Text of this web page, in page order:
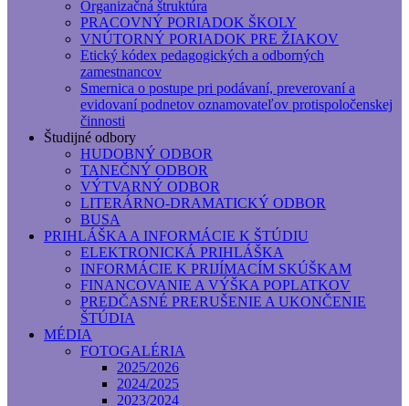
Organizačná štruktúra
PRACOVNÝ PORIADOK ŠKOLY
VNÚTORNÝ PORIADOK PRE ŽIAKOV
Etický kódex pedagogických a odborných
zamestnancov
Smernica o postupe pri podávaní, preverovaní a
evidovaní podnetov oznamovateľov protispoločenskej
činnosti
Študijné odbory
HUDOBNÝ ODBOR
TANEČNÝ ODBOR
VÝTVARNÝ ODBOR
LITERÁRNO-DRAMATICKÝ ODBOR
BUSA
PRIHLÁŠKA A INFORMÁCIE K ŠTÚDIU
ELEKTRONICKÁ PRIHLÁŠKA
INFORMÁCIE K PRIJÍMACÍM SKÚŠKAM
FINANCOVANIE A VÝŠKA POPLATKOV
PREDČASNÉ PRERUŠENIE A UKONČENIE
ŠTÚDIA
MÉDIA
FOTOGALÉRIA
2025/2026
2024/2025
2023/2024